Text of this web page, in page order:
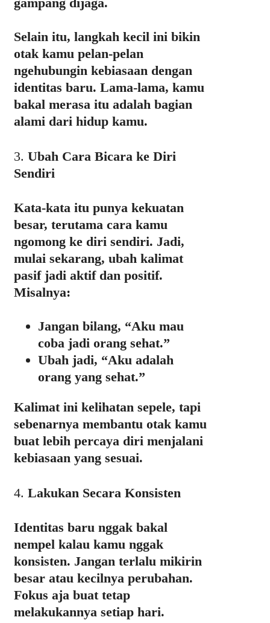
Selain itu, langkah kecil ini bikin
otak kamu pelan-pelan
ngehubungin kebiasaan dengan
identitas baru. Lama-lama, kamu
bakal merasa itu adalah bagian
alami dari hidup kamu.
3. Ubah Cara Bicara ke Diri
Sendiri
Kata-kata itu punya kekuatan
besar, terutama cara kamu
ngomong ke diri sendiri. Jadi,
mulai sekarang, ubah kalimat
pasif jadi aktif dan positif.
Misalnya:
Jangan bilang, “Aku mau
coba jadi orang sehat.”
Ubah jadi, “Aku adalah
orang yang sehat.”
Kalimat ini kelihatan sepele, tapi
sebenarnya membantu otak kamu
buat lebih percaya diri menjalani
kebiasaan yang sesuai.
4. Lakukan Secara Konsisten
Identitas baru nggak bakal
nempel kalau kamu nggak
konsisten. Jangan terlalu mikirin
besar atau kecilnya perubahan.
Fokus aja buat tetap
melakukannya setiap hari.